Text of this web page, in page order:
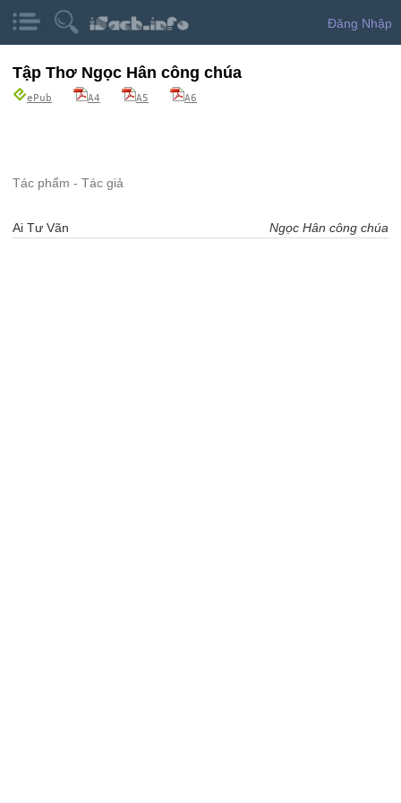
Đăng Nhập
Tập Thơ Ngọc Hân công chúa
ePub A4 A5 A6
Tác phẩm - Tác giả
Ai Tư Vãn Ngọc Hân công chúa